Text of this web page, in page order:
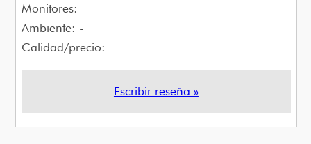
Monitores: -
Ambiente: -
Calidad/precio: -
Escribir reseña »